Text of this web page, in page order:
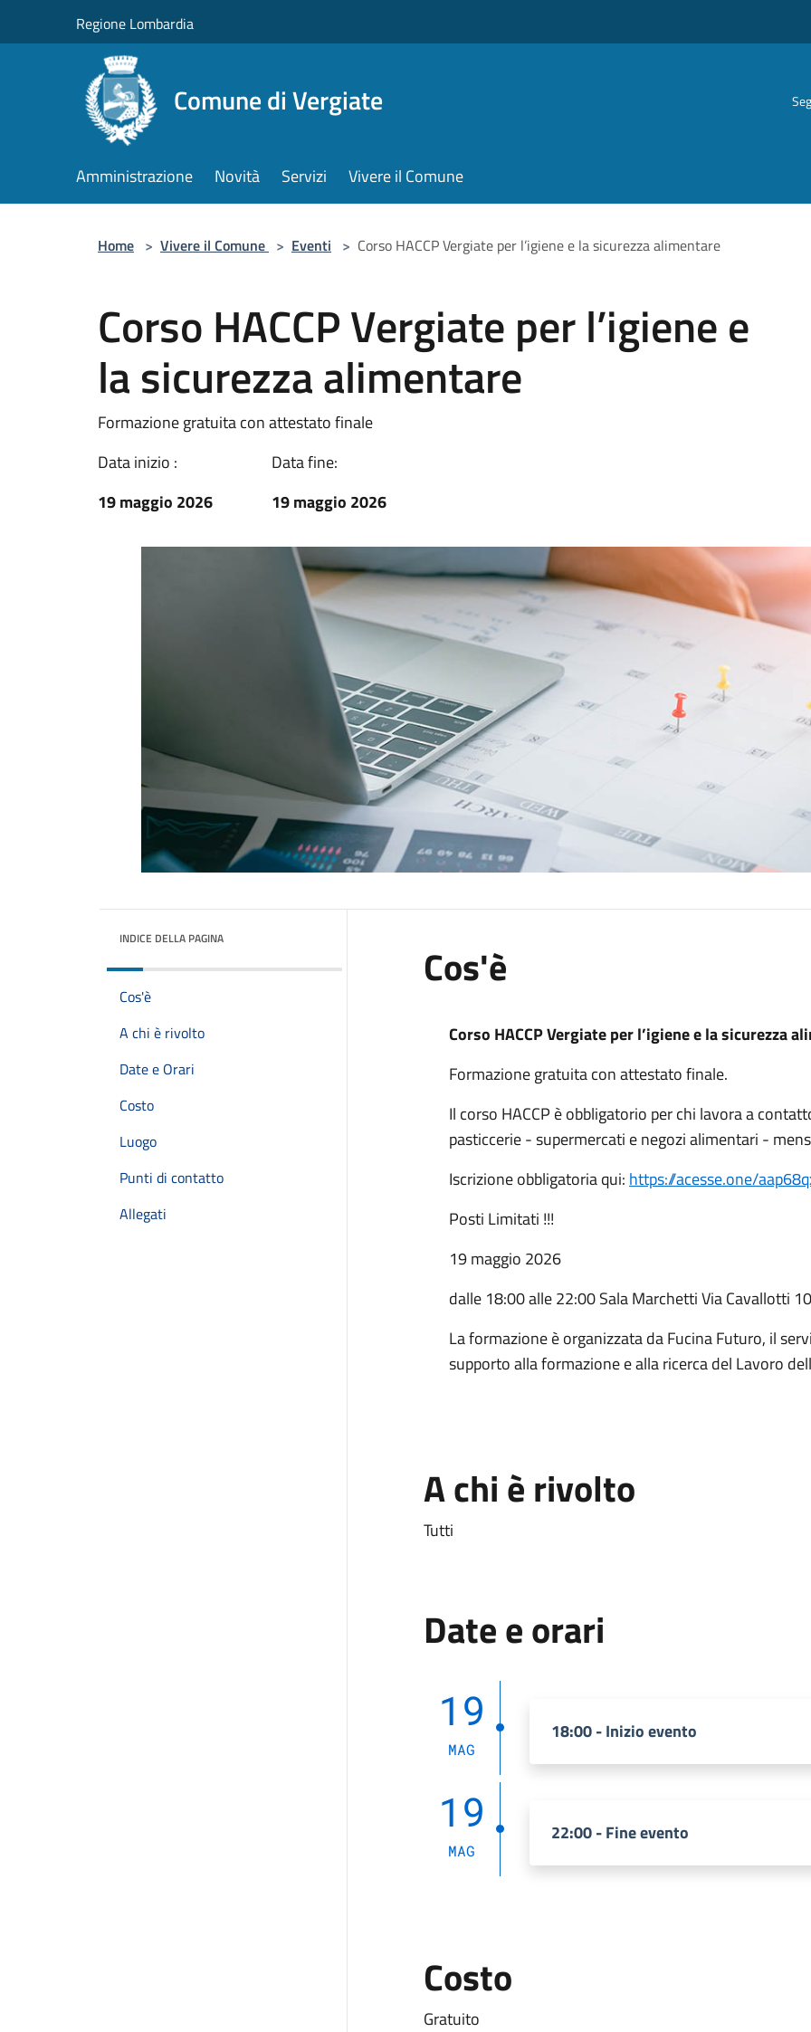
Regione Lombardia
Comune di Vergiate
Amministrazione Novità Servizi Vivere il Comune
Home > Vivere il Comune > Eventi > Corso HACCP Vergiate per l’igiene e la sicurezza alimentare
Corso HACCP Vergiate per l’igiene e
la sicurezza alimentare
Formazione gratuita con attestato finale
Data inizio :
19 maggio 2026
Data fine:
19 maggio 2026
INDICE DELLA PAGINA
Cos'è
A chi è rivolto
Date e Orari
Costo
Luogo
Punti di contatto
Allegati
Cos'è
Corso HACCP Vergiate per l’igiene e la sicurezza
Formazione gratuita con attestato finale.
Il corso HACCP è obbligatorio per chi lavora a
pasticcerie - supermercati e negozi alimentari -
Iscrizione obbligatoria qui: https://acesse.one/
Posti Limitati !!!
19 maggio 2026
dalle 18:00 alle 22:00 Sala Marchetti Via Cavallotti
La formazione è organizzata da Fucina Futuro, il
supporto alla formazione e alla ricerca del Lavoro
A chi è rivolto
Tutti
Date e orari
19
MAG
18:00 - Inizio evento
19
MAG
22:00 - Fine evento
Costo
Gratuito